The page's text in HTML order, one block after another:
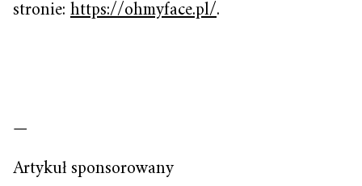
stronie:https://ohmyface.pl/.
—
Artykuł sponsorowany